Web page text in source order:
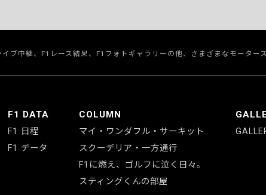
ブ中継、F1レース結果、F1フォトギャラリーの他、さまざまなモーター
F1 DATA
F1 日程
F1 データ
COLUMN
マイ・ワンダフル・サーキット
スクーデリア・一方通行
F1に燃え、ゴルフに泣く日々。
スティングくんの部屋